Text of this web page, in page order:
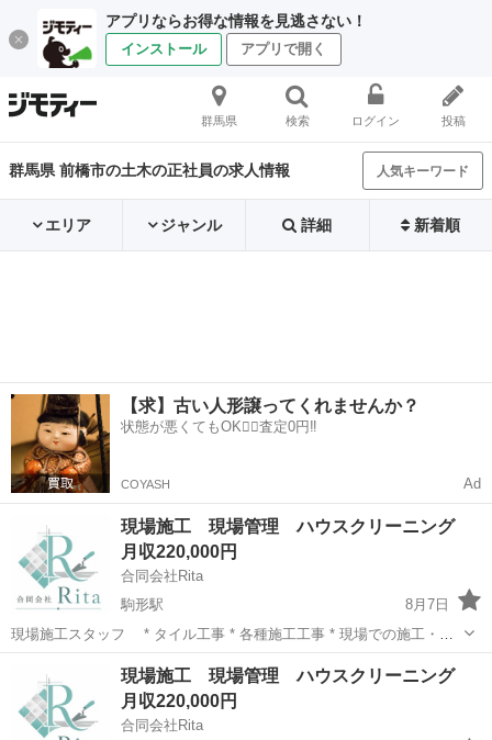
アプリならお得な情報を見逃さない！
インストール アプリで開く
群馬県 検索 ログイン 投稿
群馬県 前橋市の土木の正社員の求人情報 人気キーワード
エリア ジャンル 詳細 新着順
【求】古い人形譲ってくれませんか？
状態が悪くてもOK🙆‍♀️査定0円‼️
COYASH Ad
現場施工 現場管理 ハウスクリーニング
月収220,000円
合同会社Rita
駒形駅
8月7日
現場施工スタッフ * タイル工事 * 各種施工工事 * 現場での施工・仕
上げ作業 * 資材の搬入・片付け 現場管理スタッフ * 現場に必要な資材
の運搬・回収 * 資材の管理・手配 ハウスクリーニングスタッフ ...
前橋市 駒形駅 土木 未経験
現場施工 現場管理 ハウスクリーニング
月収220,000円
合同会社Rita